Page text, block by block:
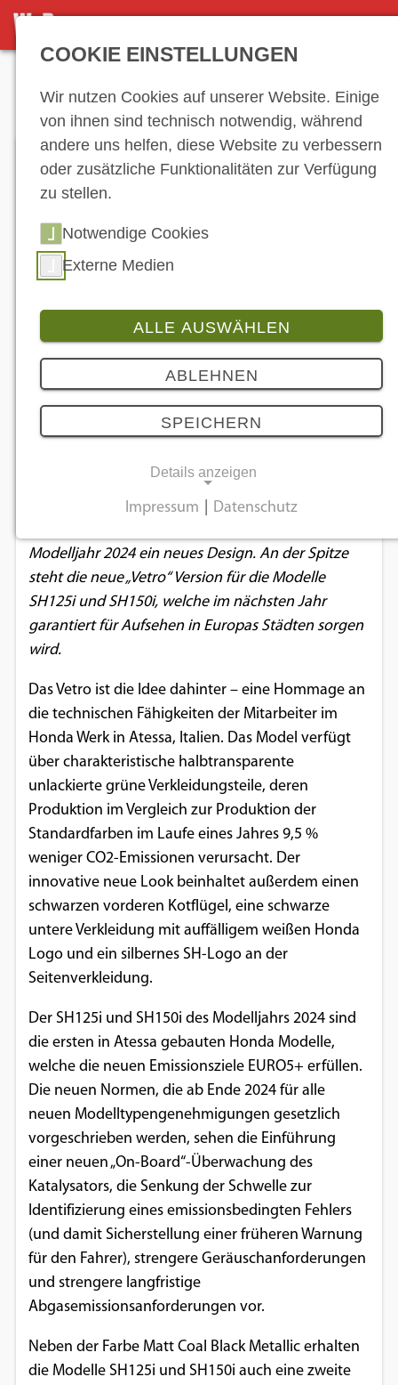
DETAILSEITE
15 Bilder
Honda SH-Familie erhält neues Design
27.03.2024
Hondas renommierte, kraftstoffeffiziente und
technologisch fortschrittliche SH-Familie –
Modelljahr 2024 ein neues Design. An der Spitze
steht die neue „Vetro“ Version für die Modelle
SH125i und SH150i, welche im nächsten Jahr
garantiert für Aufsehen in Europas Städten sorgen
wird.
Das Vetro ist die Idee dahinter – eine Hommage an
die technischen Fähigkeiten der Mitarbeiter im
Honda Werk in Atessa, Italien. Das Model verfügt
über charakteristische halbtransparente
unlackierte grüne Verkleidungsteile, deren
Produktion im Vergleich zur Produktion der
Standardfarben im Laufe eines Jahres 9,5 %
weniger CO2-Emissionen verursacht. Der
innovative neue Look beinhaltet außerdem einen
schwarzen vorderen Kotflügel, eine schwarze
untere Verkleidung mit auffälligem weißen Honda
Logo und ein silbernes SH-Logo an der
Seitenverkleidung.
Der SH125i und SH150i des Modelljahrs 2024 sind
die ersten in Atessa gebauten Honda Modelle,
welche die neuen Emissionsziele EURO5+ erfüllen.
Die neuen Normen, die ab Ende 2024 für alle
neuen Modelltypengenehmigungen gesetzlich
vorgeschrieben werden, sehen die Einführung
einer neuen „On-Board“-Überwachung des
Katalysators, die Senkung der Schwelle zur
Identifizierung eines emissionsbedingten Fehlers
(und damit Sicherstellung einer früheren Warnung
für den Fahrer), strengere Geräuschanforderungen
und strengere langfristige
Abgasemissionsanforderungen vor.
Neben der Farbe Matt Coal Black Metallic erhalten
die Modelle SH125i und SH150i auch eine zweite
COOKIE EINSTELLUNGEN
Wir nutzen Cookies auf unserer Website. Einige
von ihnen sind technisch notwendig, während
andere uns helfen, diese Website zu verbessern
oder zusätzliche Funktionalitäten zur Verfügung
zu stellen.
Notwendige Cookies
Externe Medien
ALLE AUSWÄHLEN
ABLEHNEN
SPEICHERN
Details anzeigen
Notwendige Cookies ermöglichen
grundlegende Funktionen und sind für die
einwandfreie Funktion der Website
erforderlich.
Name:
cookie_consent
Zweck:
Dieser Cookie speichert die ausgewählten
Einverständnis-Optionen des Benutzers
Cookie Laufzeit:
1 Jahr
EXTERNE MEDIEN
Um Inhalte von Videoplattformen und
Social Media Plattformen anzeigen zu
können, werden von diesen externen
Medien Cookies gesetzt.
YouTube
Vimeo
Google Maps
Anbieter:
Google
Impressum Datenschutz